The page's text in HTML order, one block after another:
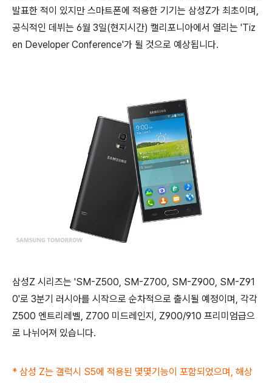
발표한 적이 있지만 스마트폰에 적용한 기기는 삼성Z가 최초이며,
공식적인 데뷔는 6월 3일(현지시간) 캘리포니아에서 열리는 'Tiz
en Developer Conference'가 될 것으로 예상됩니다.
삼성Z 시리즈는 'SM-Z500, SM-Z700, SM-Z900, SM-Z91
0'로 3분기 러시아를 시작으로 순차적으로 출시될 예정이며, 각각
Z500 엔트리레벨, Z700 미드레인지, Z900/910 프리미엄급으
로 나뉘어져 있습니다.
* 삼성 Z는 갤럭시 S5에 적용된 몇몇기능이 포함되었으며, 해상